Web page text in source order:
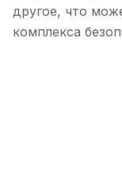
другое, что
комплекса